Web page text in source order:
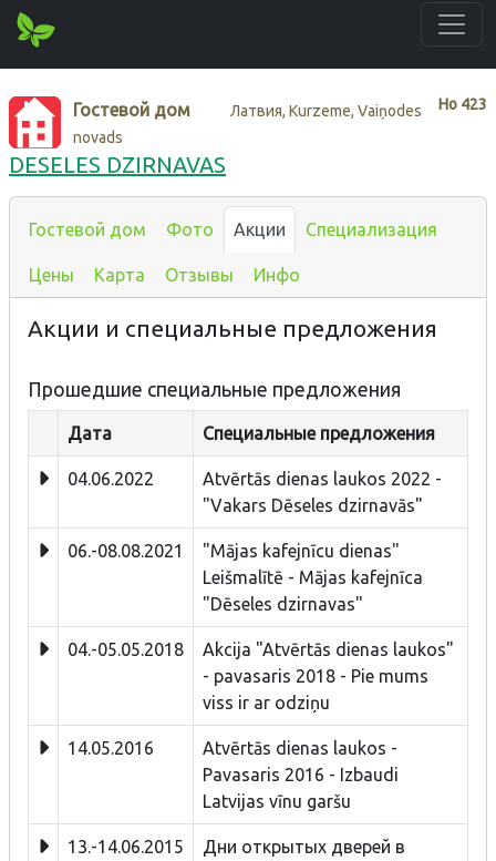
Нo 423
Гостевой дом
Латвия, Kurzeme, Vaiņodes
novads
DESELES DZIRNAVAS
Гостевой дом Фото Акции Специализация
Цены Карта Отзывы Инфо
Акции и специальные предложения
Прошедшие специальные предложения
Дата Специальные предложения
04.06.2022
Atvērtās dienas laukos 2022 -
"Vakars Dēseles dzirnavās"
06.-08.08.2021
"Mājas kafejnīcu dienas"
Leišmalītē - Mājas kafejnīca
"Dēseles dzirnavas"
04.-05.05.2018
Akcija "Atvērtās dienas laukos"
- pavasaris 2018 - Pie mums
viss ir ar odziņu
14.05.2016
Atvērtās dienas laukos -
Pavasaris 2016 - Izbaudi
Latvijas vīnu garšu
13.-14.06.2015
Дни открытых дверей в